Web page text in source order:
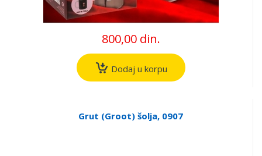
800,00 din.
Dodaj u korpu
Grut (Groot) šolja, 0907